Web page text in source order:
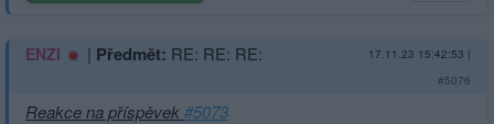
ENZI | Předmět: RE: RE: RE: 17.11.23 15:42:53 |
#5076
Reakce na příspěvek#5073